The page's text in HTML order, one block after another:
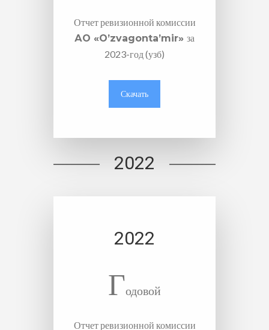
Отчет ревизионной комиссии
АО «O’zvagonta’mir» за
2023-год (узб)
Скачать
2022
2022
Годовой
Отчет ревизионной комиссии